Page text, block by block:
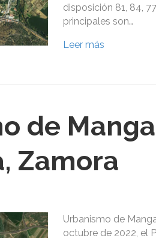
disposición 81, 84,
principales son…
Leer más
de
Zamora
Urbanismo de
octubre de 2022, el